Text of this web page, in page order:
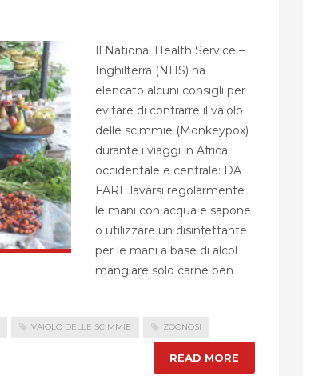
Il National Health Service –
Inghilterra (NHS) ha
elencato alcuni consigli per
evitare di contrarre il vaiolo
delle scimmie (Monkeypox)
durante i viaggi in Africa
occidentale e centrale: DA
FARE lavarsi regolarmente
le mani con acqua e sapone
o utilizzare un disinfettante
per le mani a base di alcol
mangiare solo carne ben
VAIOLO DELLE SCIMMIE ZOONOSI
READ MORE